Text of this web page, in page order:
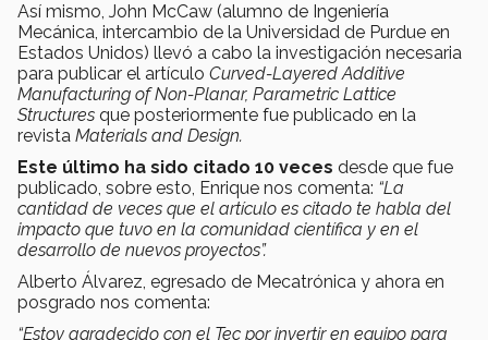
Así mismo, John McCaw (alumno de Ingeniería
Mecánica, intercambio de la Universidad de Purdue en
Estados Unidos) llevó a cabo la investigación necesaria
para publicar el artículo Curved-Layered Additive
Manufacturing of Non-Planar, Parametric Lattice
Structures que posteriormente fue publicado en la
revista Materials and Design.
Este último ha sido citado 10 veces desde que fue
publicado, sobre esto, Enrique nos comenta: “La
cantidad de veces que el artículo es citado te habla del
impacto que tuvo en la comunidad científica y en el
desarrollo de nuevos proyectos”.
Alberto Álvarez, egresado de Mecatrónica y ahora en
posgrado nos comenta:
“Estoy agradecido con el Tec por invertir en equipo para